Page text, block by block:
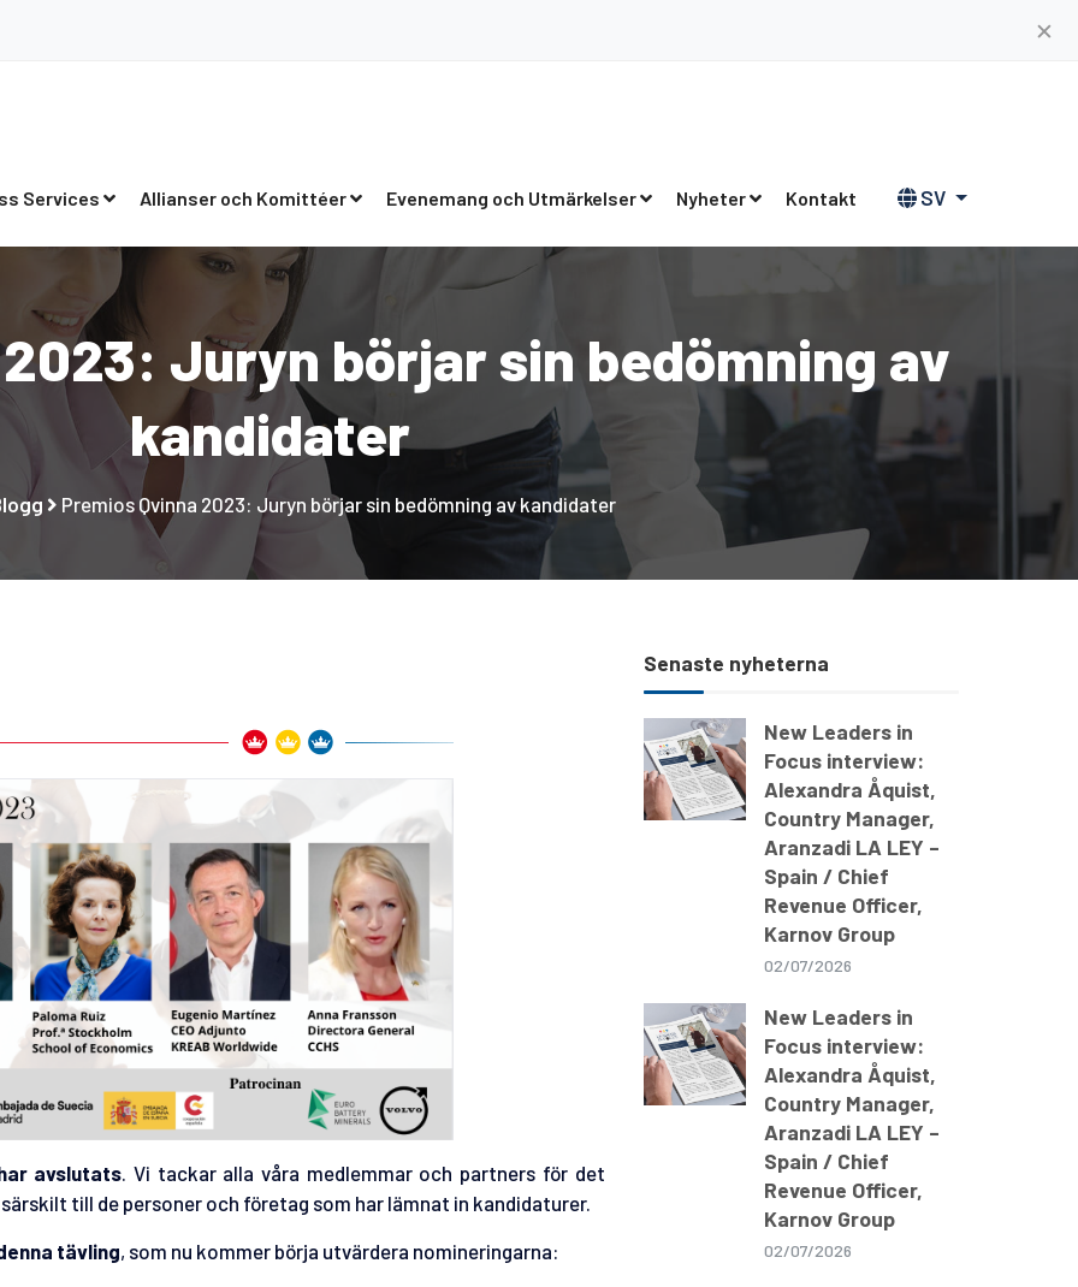
✕
Services Allianser och Komittéer Evenemang och Utmärkelser Nyheter Kontakt SV
Juryn börjar sin bedömning av
kandidater
Premios Qvinna 2023: Juryn börjar sin bedömning av kandidater
avslutats. Vi tackar alla våra medlemmar och partners för det
till de personer och företag som har lämnat in kandidaturer.
tävling, som nu kommer börja utvärdera nomineringarna:
Senaste nyheterna
New Leaders in
Focus interview:
Alexandra Åquist,
Country Manager,
Aranzadi LA LEY –
Spain / Chief
Revenue Officer,
Karnov Group
02/07/2026
New Leaders in
Focus interview:
Alexandra Åquist,
Country Manager,
Aranzadi LA LEY –
Spain / Chief
Revenue Officer,
Karnov Group
02/07/2026